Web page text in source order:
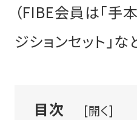
（FIBE会員は「手
ジションセット」
目次 [開く]